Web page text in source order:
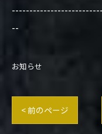
--
お知らせ
< 前のページ